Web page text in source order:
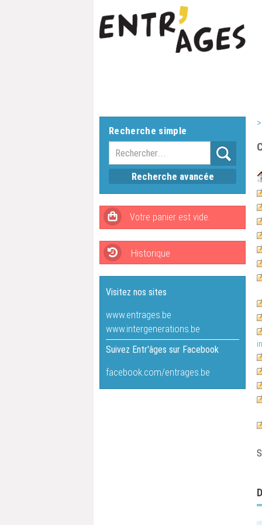
Recherche simple
Recherche avancée
Historique
Visitez nos sites
www.entrages.be
www.intergenerations.be
Suivez Entr'âges sur Facebook
facebook.com/entrages.be